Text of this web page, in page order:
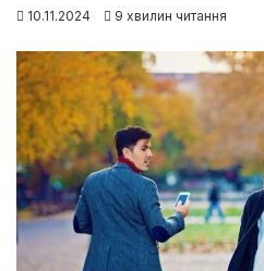
10.11.2024 9 хвилин читання